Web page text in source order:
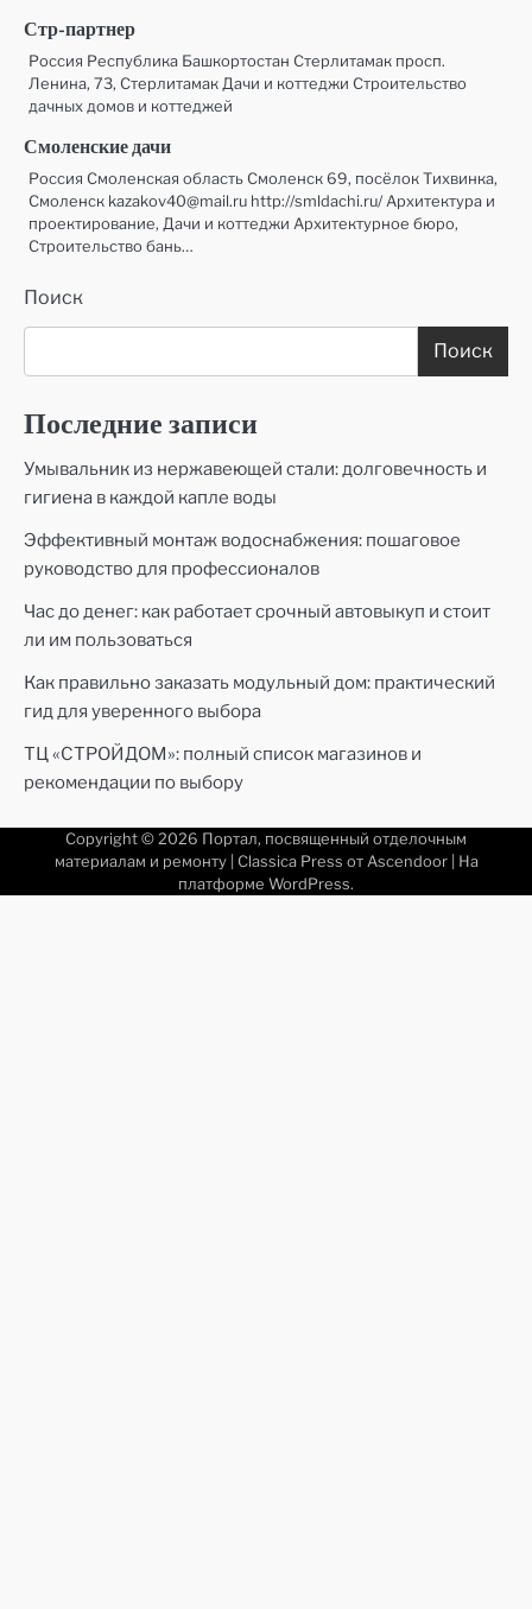
Стр-партнер
Россия Республика Башкортостан Стерлитамак просп.
Ленина, 73, Стерлитамак Дачи и коттеджи Строительство
дачных домов и коттеджей
Смоленские дачи
Россия Смоленская область Смоленск 69, посёлок Тихвинка,
Смоленск kazakov40@mail.ru http://smldachi.ru/ Архитектура и
проектирование, Дачи и коттеджи Архитектурное бюро,
Строительство бань…
Поиск
Поиск
Последние записи
Умывальник из нержавеющей стали: долговечность и
гигиена в каждой капле воды
Эффективный монтаж водоснабжения: пошаговое
руководство для профессионалов
Час до денег: как работает срочный автовыкуп и стоит
ли им пользоваться
Как правильно заказать модульный дом: практический
гид для уверенного выбора
ТЦ «СТРОЙДОМ»: полный список магазинов и
рекомендации по выбору
Copyright © 2026 Портал, посвященный отделочным
материалам и ремонту| Classica Press от Ascendoor| На
платформе WordPress.